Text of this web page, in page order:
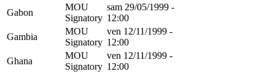
Gabon
MOU
Signatory
sam 29/05/1999 -
12:00
Gambia
MOU
Signatory
ven 12/11/1999 -
12:00
Ghana
MOU
Signatory
ven 12/11/1999 -
12:00